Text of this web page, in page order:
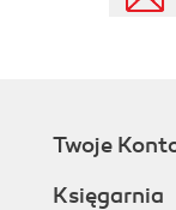
Twoje
Księgarnia